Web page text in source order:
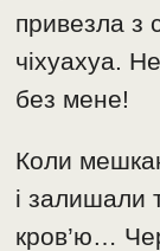
привезла з
чіхуахуа.
без мене!
Коли
і залишали
кров’ю…